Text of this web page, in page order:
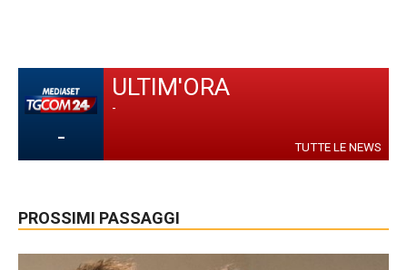
-
ULTIM'ORA
-
TUTTE LE NEWS
PROSSIMI PASSAGGI